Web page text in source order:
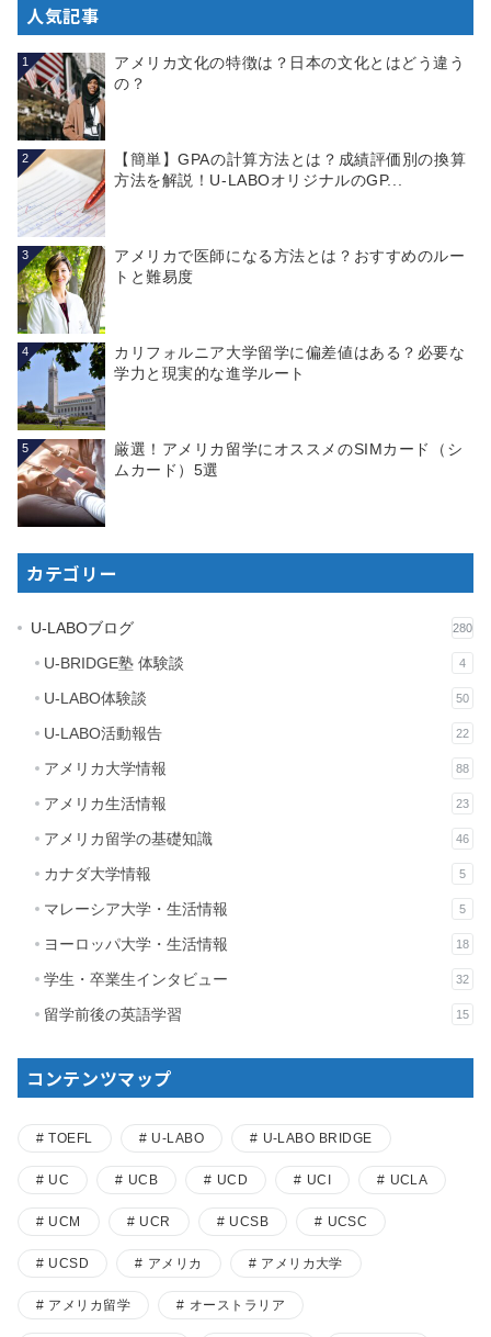
人気記事
1
アメリカ文化の特徴は？日本の文化とはどう違う
の？
2
【簡単】GPAの計算方法とは？成績評価別の換算
方法を解説！U-LABOオリジナルのGP...
3
アメリカで医師になる方法とは？おすすめのルー
トと難易度
4
カリフォルニア大学留学に偏差値はある？必要な
学力と現実的な進学ルート
5
厳選！アメリカ留学にオススメのSIMカード（シ
ムカード）5選
カテゴリー
U-LABOブログ 280
U-BRIDGE塾 体験談 4
U-LABO体験談 50
U-LABO活動報告 22
アメリカ大学情報 88
アメリカ生活情報 23
アメリカ留学の基礎知識 46
カナダ大学情報 5
マレーシア大学・生活情報 5
ヨーロッパ大学・生活情報 18
学生・卒業生インタビュー 32
留学前後の英語学習 15
コンテンツマップ
TOEFL U-LABO U-LABO BRIDGE
UC UCB UCD UCI UCLA
UCM UCR UCSB UCSC
UCSD アメリカ アメリカ大学
アメリカ留学 オーストラリア